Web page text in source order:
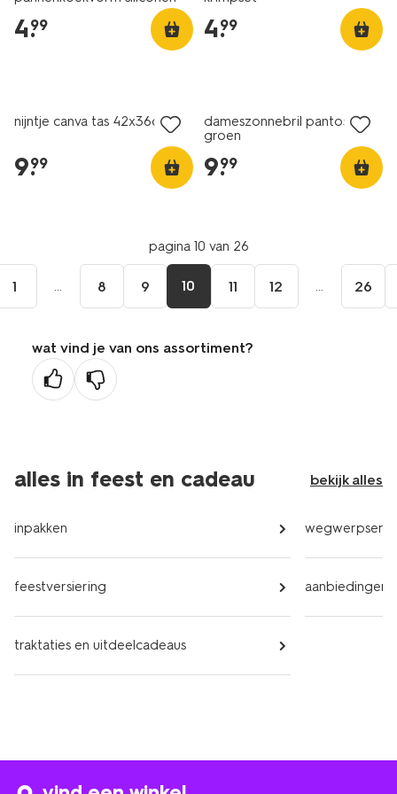
4.
99 4.
99
nijntje canva tas 42x36cm
9.
99
dameszonnebril pantos
groen
9.
99
pagina 10 van 26
1 ... 8 9 10 11 12 ... 26
wat vind je van ons assortiment?
alles in feest en cadeau bekijk alles
inpakken
feestversiering
traktaties en uitdeelcadeaus
aanbiedingen